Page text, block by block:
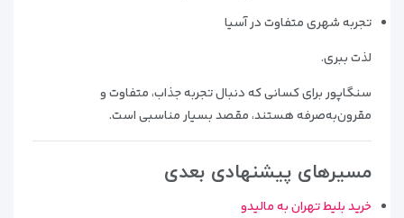
تجربه شهری متفاوت در آسیا
لذت ببری.
سنگاپور برای کسانی که دنبال تجربه جذاب، متفاوت و
مقرون‌به‌صرفه هستند، مقصد بسیار مناسبی است.
مسیرهای پیشنهادی بعدی
خرید بلیط تهران به مالیدو